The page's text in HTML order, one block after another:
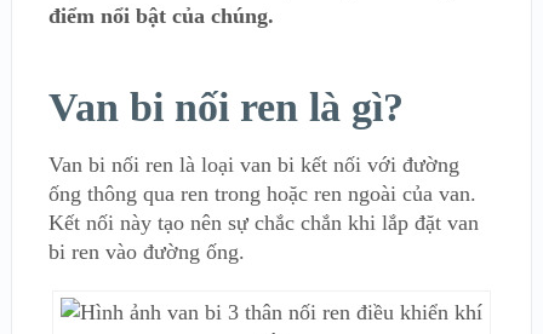
điểm nổi bật của chúng.
Van bi nối ren là gì?
Van bi nối ren là loại van bi kết nối với đường
ống thông qua ren trong hoặc ren ngoài của van.
Kết nối này tạo nên sự chắc chắn khi lắp đặt van
bi ren vào đường ống.